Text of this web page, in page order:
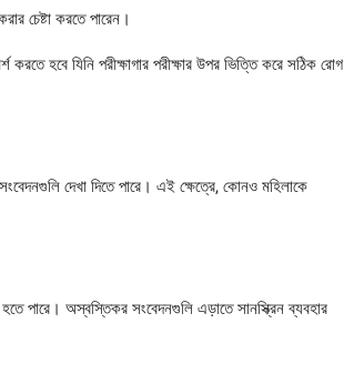
চেষ্টা করতে পারেন।
হবে যিনি পরীক্ষাগার পরীক্ষার উপর ভিত্তি করে সঠিক রোগ
দেখা দিতে পারে। এই ক্ষেত্রে, কোনও মহিলাকে
পারে। অস্বস্তিকর সংবেদনগুলি এড়াতে সানস্ক্রিন ব্যবহার